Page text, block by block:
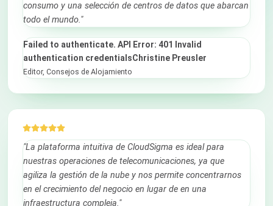
consumo y una selección de centros de datos que abarcan
todo el mundo."
Failed to authenticate. API Error: 401 Invalid
authentication credentialsChristine Preusler
Editor, Consejos de Alojamiento
"La plataforma intuitiva de CloudSigma es ideal para
nuestras operaciones de telecomunicaciones, ya que
agiliza la gestión de la nube y nos permite concentrarnos
en el crecimiento del negocio en lugar de en una
infraestructura compleja."